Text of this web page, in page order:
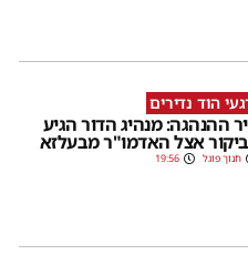
הוד נדירים
ההנהגה: מנהיג הדור הגיע
אצל האדמו"ר מבעלזא
חנוך פוגל 19:56